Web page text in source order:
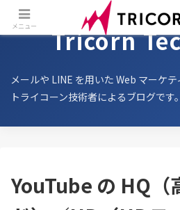
Tricorn
メールや LINE を用いた Web マーケ
トライコーン技術者によるブログです。
YouTube の HQ（
メニュー